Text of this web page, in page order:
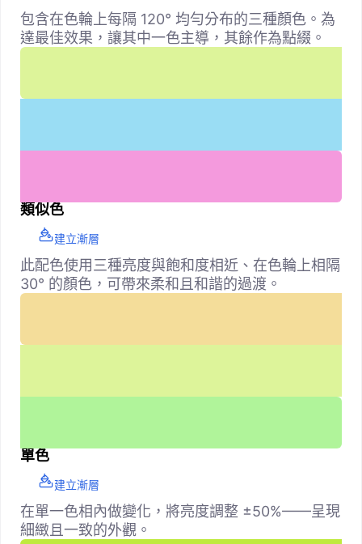
包含在色輪上每隔 120° 均勻分布的三種顏色。為
達最佳效果，讓其中一色主導，其餘作為點綴。
類似色
建立漸層
此配色使用三種亮度與飽和度相近、在色輪上相隔
30° 的顏色，可帶來柔和且和諧的過渡。
單色
建立漸層
在單一色相內做變化，將亮度調整 ±50%——呈現
細緻且一致的外觀。